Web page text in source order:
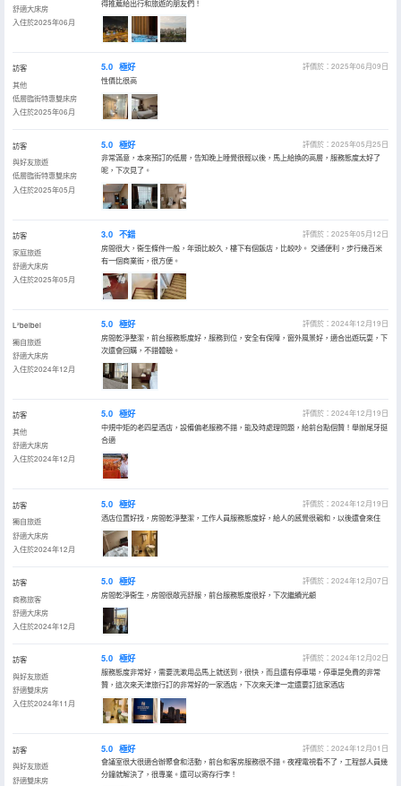
舒適大床房
入住於2025年06月
得推薦給出行和旅遊的朋友們！
訪客
其他
低層臨街特惠雙床房
入住於2025年06月
5.0 極好
評價於：2025年06月09日
性價比很高
訪客
與好友旅遊
低層臨街特惠雙床房
入住於2025年05月
5.0 極好
評價於：2025年05月25日
非常滿意，本來預訂的低層，告知晚上睡覺很輕以後，馬上給換的高層，服務態度太好了
呢，下次見了。
訪客
家庭旅遊
舒適大床房
入住於2025年05月
3.0 不錯
評價於：2025年05月12日
房間很大，衞生條件一般，年頭比較久，樓下有個飯店，比較吵。 交通便利，步行幾百米
有一個商業街，很方便。
L²beibei
獨自旅遊
舒適大床房
入住於2024年12月
5.0 極好
評價於：2024年12月19日
房間乾淨整潔，前台服務態度好，服務到位，安全有保障，窗外風景好，適合出遊玩耍，下
次還會回購，不錯體驗。
訪客
其他
舒適大床房
入住於2024年12月
5.0 極好
評價於：2024年12月19日
中規中矩的老四星酒店，設備偏老服務不錯，能及時處理問題，給前台點個贊！舉辦尾牙挺
合適
訪客
獨自旅遊
舒適大床房
入住於2024年12月
5.0 極好
評價於：2024年12月19日
酒店位置好找，房間乾淨整潔，工作人員服務態度好，給人的感覺很親和，以後還會來住
訪客
商務旅客
舒適大床房
入住於2024年12月
5.0 極好
評價於：2024年12月07日
房間乾淨衞生，房間很敞亮舒服，前台服務態度很好，下次繼續光顧
訪客
與好友旅遊
舒適雙床房
入住於2024年11月
5.0 極好
評價於：2024年12月02日
服務態度非常好，需要洗漱用品馬上就送到，很快，而且還有停車場，停車是免費的非常
贊，這次來天津旅行訂的非常好的一家酒店，下次來天津一定還要訂這家酒店
訪客
與好友旅遊
舒適雙床房
5.0 極好
評價於：2024年12月01日
會議室很大很適合辦聚會和活動，前台和客房服務很不錯。夜裡電視看不了，工程部人員幾
分鐘就解決了，很專業。還可以寄存行李！